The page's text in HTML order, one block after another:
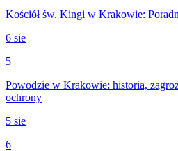
Kościół św. Kingi w Krakowie:
6 sie
5
Powodzie w Krakowie: historia,
ochrony
5 sie
6